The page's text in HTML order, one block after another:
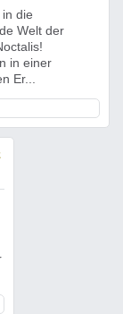
die
Welt der
in einer
Er...